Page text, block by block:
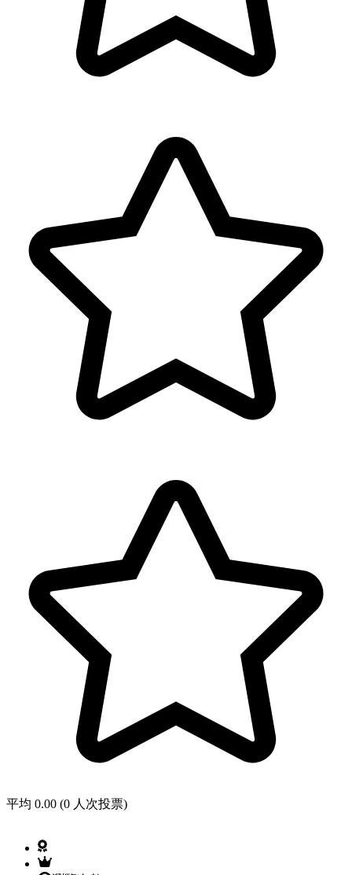
平均 0.00 (0 人次投票)